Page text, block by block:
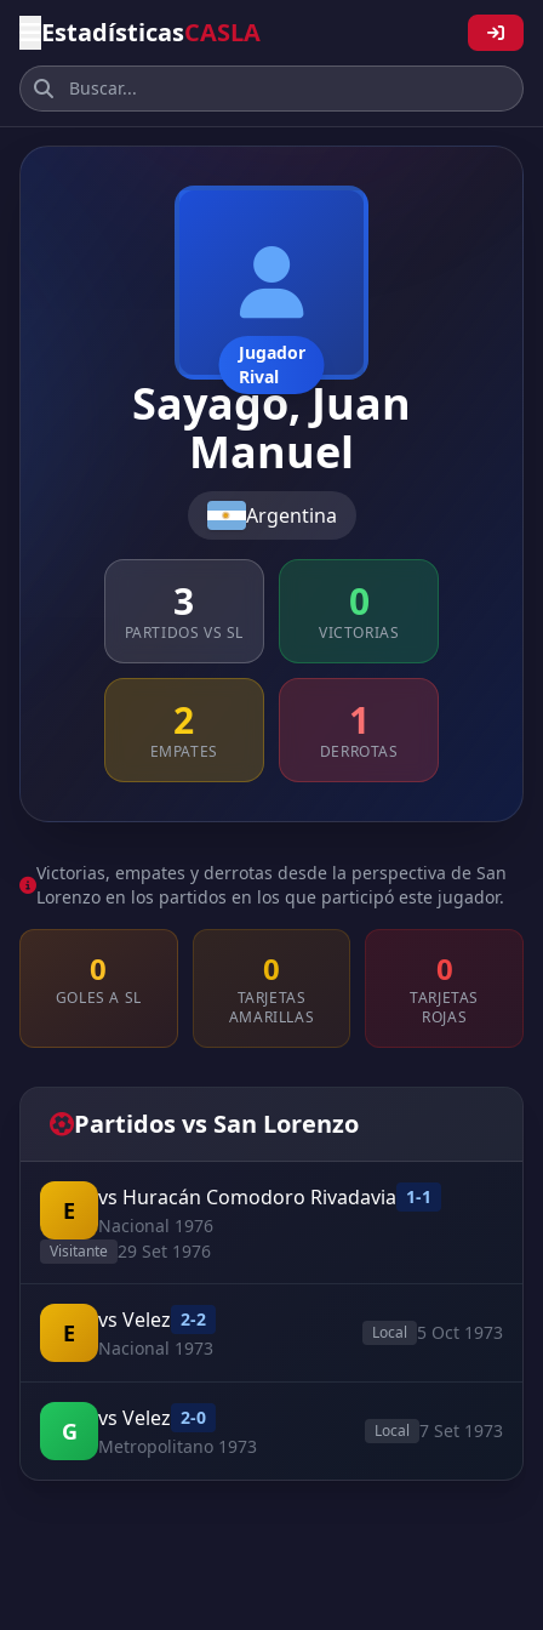
EstadísticasCASLA
Jugador
Rival
Sayago, Juan
Manuel
Argentina
3
PARTIDOS VS SL
0
VICTORIAS
2
EMPATES
1
DERROTAS
Victorias, empates y derrotas desde la perspectiva de San
Lorenzo en los partidos en los que participó este jugador.
0
GOLES A SL
0
TARJETAS
AMARILLAS
0
TARJETAS
ROJAS
Partidos vs San Lorenzo
E vs Huracán Comodoro Rivadavia 1-1
Nacional 1976
Visitante 29 Set 1976
E vs Velez 2-2
Nacional 1973
Local 5 Oct 1973
G vs Velez 2-0
Metropolitano 1973
Local 7 Set 1973